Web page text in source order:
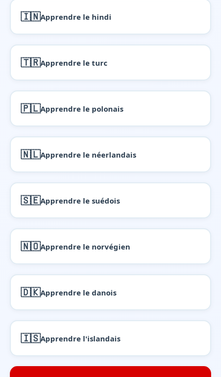
🇮🇳Apprendre le hindi
🇹🇷Apprendre le turc
🇵🇱Apprendre le polonais
🇳🇱Apprendre le néerlandais
🇸🇪Apprendre le suédois
🇳🇴Apprendre le norvégien
🇩🇰Apprendre le danois
🇮🇸Apprendre l'islandais